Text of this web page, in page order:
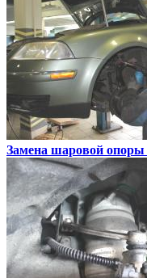
Замена шаровой опоры